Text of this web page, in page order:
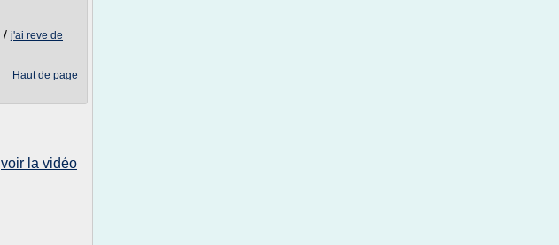
/ j'ai reve de
Haut de page
voir la vidéo